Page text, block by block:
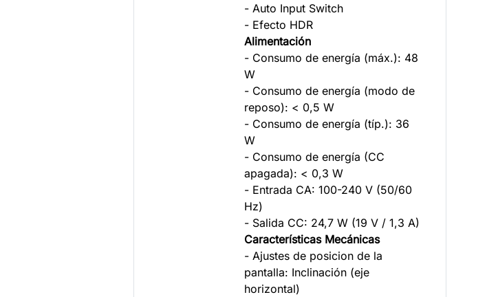
- Auto Input Switch
- Efecto HDR
Alimentación
- Consumo de energía (máx.): 48
W
- Consumo de energía (modo de
reposo): < 0,5 W
- Consumo de energía (típ.): 36
W
- Consumo de energía (CC
apagada): < 0,3 W
- Entrada CA: 100-240 V (50/60
Hz)
- Salida CC: 24,7 W (19 V / 1,3 A)
Características Mecánicas
- Ajustes de posicion de la
pantalla: Inclinación (eje
horizontal)